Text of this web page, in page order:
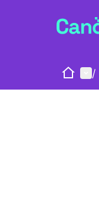
Inici /